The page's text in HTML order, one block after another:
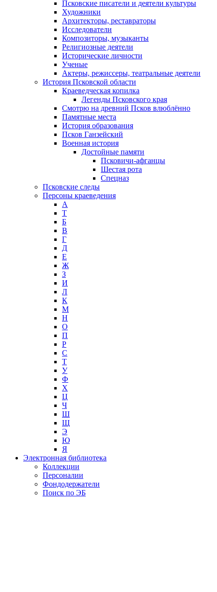
Псковские писатели и деятели культуры
Художники
Архитекторы, реставраторы
Исследователи
Композиторы, музыканты
Религиозные деятели
Исторические личности
Ученые
Актеры, режиссеры, театральные деятели
История Псковской области
Краеведческая копилка
Легенды Псковского края
Смотрю на древний Псков влюблённо
Памятные места
История образования
Псков Ганзейский
Военная история
Достойные памяти
Псковичи-афганцы
Шестая рота
Спецназ
Псковские следы
Персоны краеведения
А
T
Б
В
Г
Д
Е
Ж
З
И
Л
К
М
Н
О
П
Р
С
Т
У
Ф
Х
Ц
Ч
Ш
Щ
Э
Ю
Я
Электронная библиотека
Коллекции
Персоналии
Фондодержатели
Поиск по ЭБ